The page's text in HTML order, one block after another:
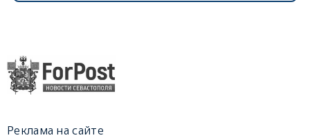
Реклама на сайте